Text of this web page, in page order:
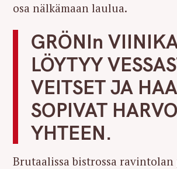
osa nälkämaan laulua.
GRÖNIn
LÖYTYY
VEITSET JA
SOPIVAT
YHTEEN.
Brutaalissa bistrossa